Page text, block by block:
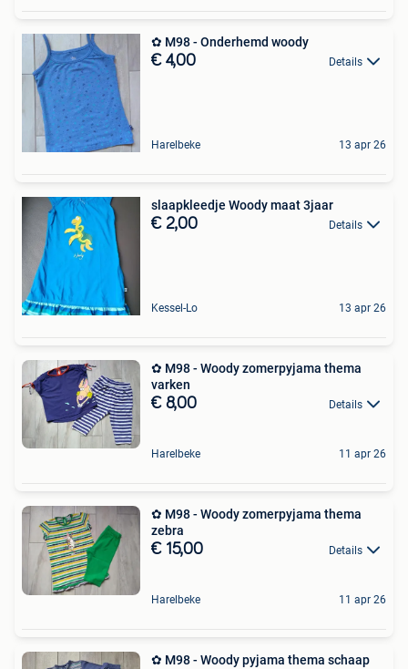
✿ M98 - Onderhemd woody
€ 4,00 Details
Harelbeke 13 apr 26
slaapkleedje Woody maat 3jaar
€ 2,00 Details
Kessel-Lo 13 apr 26
✿ M98 - Woody zomerpyjama thema
varken
€ 8,00 Details
Harelbeke 11 apr 26
✿ M98 - Woody zomerpyjama thema
zebra
€ 15,00 Details
Harelbeke 11 apr 26
✿ M98 - Woody pyjama thema schaap